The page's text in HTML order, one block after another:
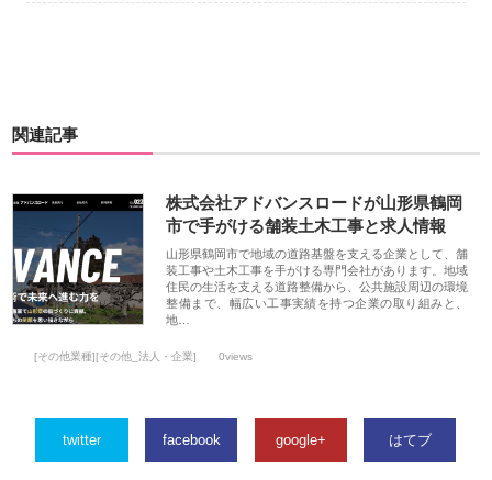
関連記事
株式会社アドバンスロードが山形県鶴岡
市で手がける舗装土木工事と求人情報
山形県鶴岡市で地域の道路基盤を支える企業として、舗
装工事や土木工事を手がける専門会社があります。地域
住民の生活を支える道路整備から、公共施設周辺の環境
整備まで、幅広い工事実績を持つ企業の取り組みと、
地…
[その他業種][その他_法人・企業] 0views
twitter facebook google+ はてブ